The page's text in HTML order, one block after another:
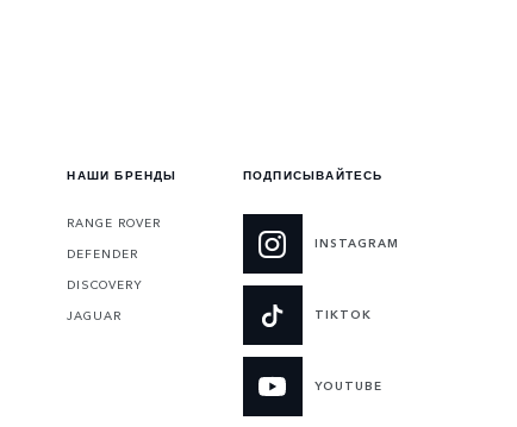
НАШИ БРЕНДЫ
RANGE ROVER
DEFENDER
DISCOVERY
JAGUAR
ПОДПИСЫВАЙТЕСЬ
INSTAGRAM
TIKTOK
YOUTUBE